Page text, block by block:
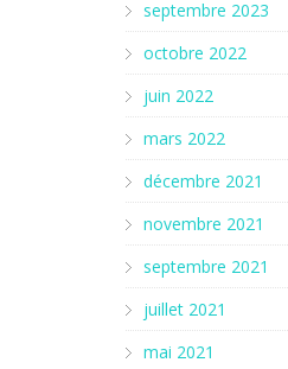
septembre 2023
octobre 2022
juin 2022
mars 2022
décembre 2021
novembre 2021
septembre 2021
juillet 2021
mai 2021